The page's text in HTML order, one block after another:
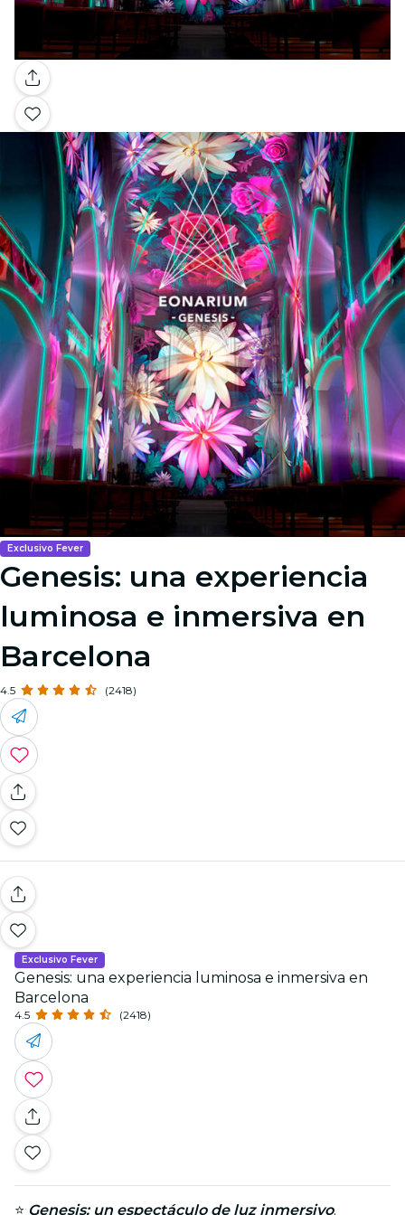
Galería
Exclusivo Fever
Genesis: una experiencia
luminosa e inmersiva en
Barcelona
4.5 (2418)
Exclusivo Fever
Genesis: una experiencia luminosa e inmersiva en
Barcelona
4.5 (2418)
⭐ Genesis: un espectáculo de luz inmersivo.